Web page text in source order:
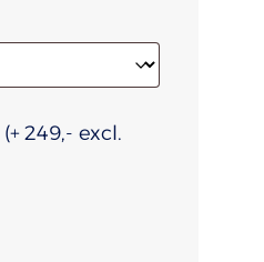
(+249